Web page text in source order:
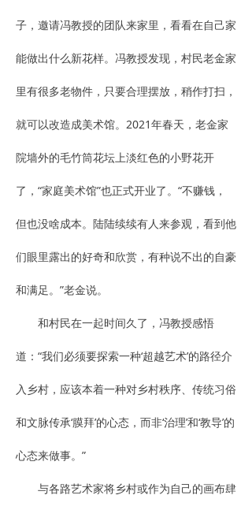
子，邀请冯教授的团队来家里，看看在自己家
能做出什么新花样。冯教授发现，村民老金家
里有很多老物件，只要合理摆放，稍作打扫，
就可以改造成美术馆。2021年春天，老金家
院墙外的毛竹筒花坛上淡红色的小野花开
了，“家庭美术馆”也正式开业了。“不赚钱，
但也没啥成本。陆陆续续有人来参观，看到他
们眼里露出的好奇和欣赏，有种说不出的自豪
和满足。”老金说。
和村民在一起时间久了，冯教授感悟
道：“我们必须要探索一种‘超越艺术’的路径介
入乡村，应该本着一种对乡村秩序、传统习俗
和文脉传承‘膜拜’的心态，而非‘治理’和‘教导’的
心态来做事。”
与各路艺术家将乡村或作为自己的画布肆